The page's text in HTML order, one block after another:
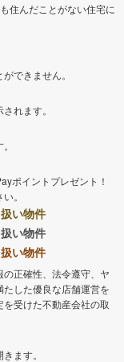
住んだことがない住宅に
できません。
れます。
ポイントプレゼント！
。
い物件
い物件
い物件
正確性、法令遵守、ヤ
した優良な店舗運営を
受けた不動産会社の取
ます。